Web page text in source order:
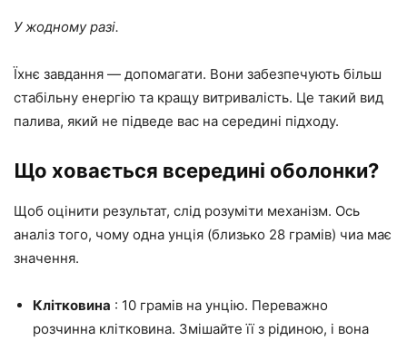
У жодному разі.
Їхнє завдання — допомагати. Вони забезпечують більш
стабільну енергію та кращу витривалість. Це такий вид
палива, який не підведе вас на середині підходу.
Що ховається всередині оболонки?
Щоб оцінити результат, слід розуміти механізм. Ось
аналіз того, чому одна унція (близько 28 грамів) чиа має
значення.
Клітковина : 10 грамів на унцію. Переважно
розчинна клітковина. Змішайте її з рідиною, і вона